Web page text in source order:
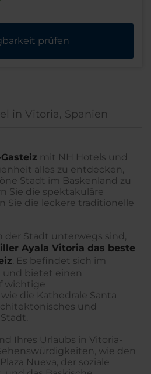
prüfen
in Vitoria, Spanien
mit NH Hotels und
alles zu entdecken,
Stadt im Baskenland zu
Sie die spektakuläre
Sie die leckere traditionelle
der Stadt unterwegs sind,
Ayala Vitoria das beste
. Es befindet sich im
und bietet einen
wichtige
die Kathedrale Santa
und
Ihres Urlaubs in Vitoria-
wie den
Nueva, der soziale